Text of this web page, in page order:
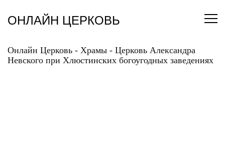
содержанию
ОНЛАЙН ЦЕРКОВЬ
Онлайн Церковь - Храмы - Церковь Александра
Невского при Хлюстинских богоугодных заведениях